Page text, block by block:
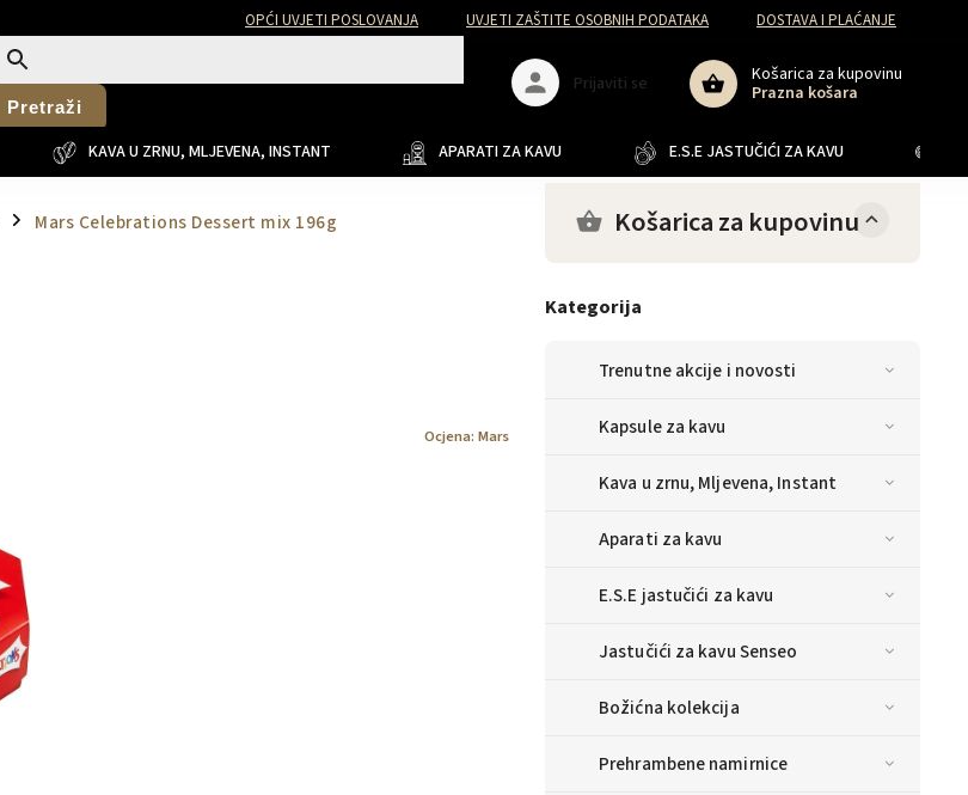
OPĆI UVJETI POSLOVANJA UVJETI ZAŠTITE OSOBNIH PODATAKA
DOSTAVA I PLAĆANJE
Pretraži
Košarica za kupovinu
Prazna košara
Prijaviti se
KAVA U ZRNU, MLJEVENA, INSTANT APARATI ZA KAVU E.S.E JASTUČIĆI ZA KAVU
/ Mars Celebrations Dessert mix 196g Košarica za kupovinu
Kategorija
Trenutne akcije i novosti
Kapsule za kavu
Kava u zrnu, Mljevena, Instant
Aparati za kavu
E.S.E jastučići za kavu
Jastučići za kavu Senseo
Božićna kolekcija
Prehrambene namirnice
Ocjena: Mars